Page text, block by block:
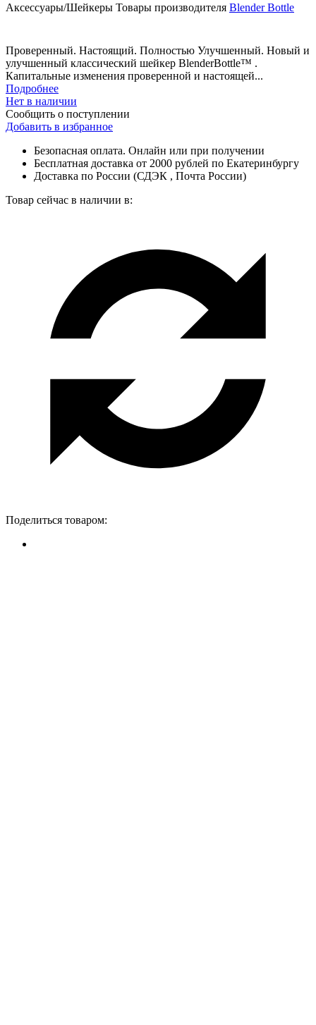
Аксессуары/Шейкеры Товары производителя Blender Bottle
Проверенный. Настоящий. Полностью Улучшенный. Новый и
улучшенный классический шейкер BlenderBottle™️ .
Капитальные изменения проверенной и настоящей...
Подробнее
Нет в наличии
Сообщить о поступлении
Добавить в избранное
Безопасная оплата. Онлайн или при получении
Бесплатная доставка от 2000 рублей по Екатеринбургу
Доставка по России (СДЭК , Почта России)
Товар сейчас в наличии в:
Поделиться товаром: